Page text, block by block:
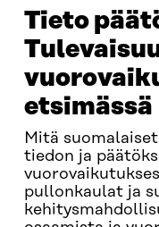
Tieto
etsimässä
Mitä
tiedon ja
pullonkaulat ja